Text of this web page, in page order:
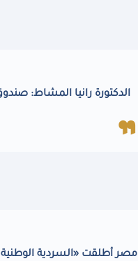
الدكتورة رانيا المشاط:
مصر أطلقت «السردية الوطنية